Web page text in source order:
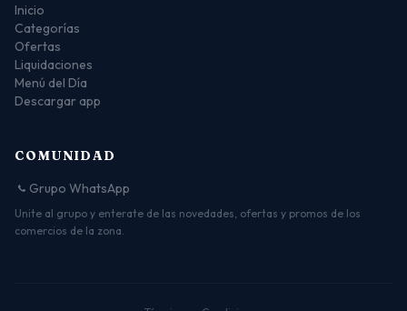
Inicio
Categorías
Ofertas
Liquidaciones
Menú del Día
Descargar app
COMUNIDAD
Grupo WhatsApp
Unite al grupo y enterate de las novedades, ofertas y promos de los
comercios de la zona.